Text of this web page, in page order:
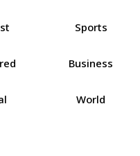
Sports
Business
World